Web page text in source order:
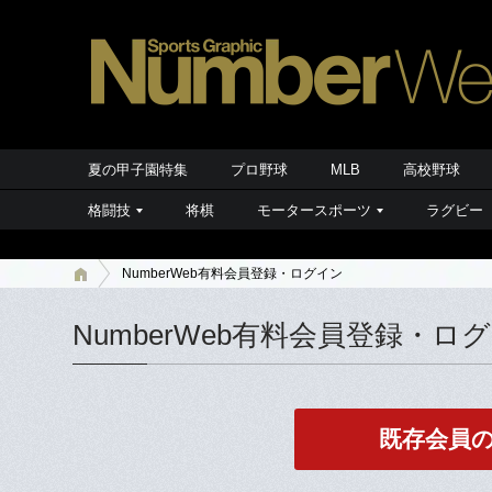
夏の甲子園特集 プロ野球 MLB 高校野球
格闘技 将棋 モータースポーツ ラグビー
NumberWeb有料会員登録・ログイン
NumberWeb有料会員登録・ロ
既存会員